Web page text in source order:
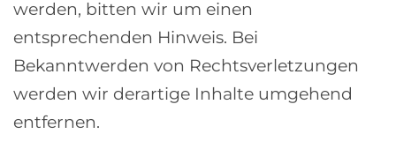
werden, bitten wir um einen
entsprechenden Hinweis. Bei
Bekanntwerden von Rechtsverletzungen
werden wir derartige Inhalte umgehend
entfernen.